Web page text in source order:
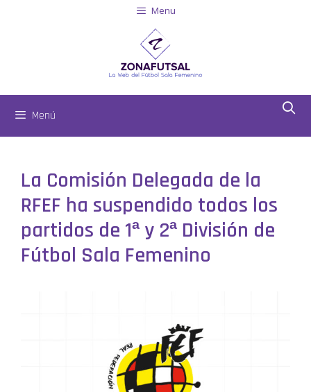
Menu
Menú
La Comisión Delegada de la
RFEF ha suspendido todos los
partidos de 1ª y 2ª División de
Fútbol Sala Femenino